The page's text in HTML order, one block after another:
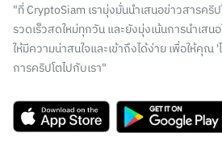
"ที่ CryptoSiam เรามุ่งมั่นนำเสนอข่าวสารคริ
รวดเร็วสดใหม่ทุกวัน และยังมุ่งเน้นการนำเสน
ให้มีความน่าสนใจและเข้าถึงได้ง่าย เพื่อให้คุณ
การคริปโตไปกับเรา"